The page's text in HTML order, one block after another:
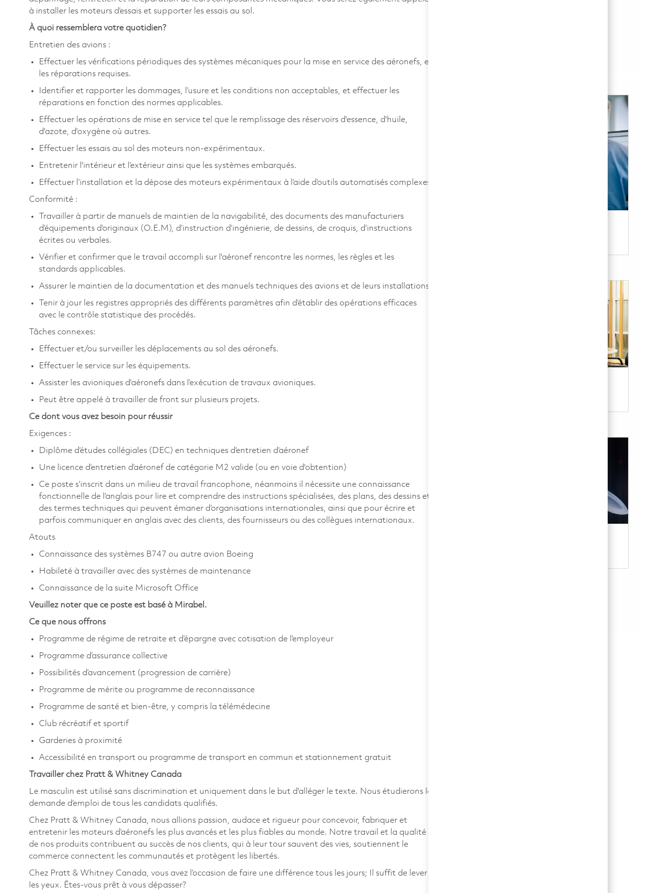
à installer les moteurs d’essais et supporter les essais au sol.
À quoi ressemblera votre quotidien?
Entretien des avions :
Effectuer les vérifications périodiques des systèmes mécaniques pour la mise en service des aéronefs, et
les réparations requises.
Identifier et rapporter les dommages, l’usure et les conditions non acceptables, et effectuer les
réparations en fonction des normes applicables.
Effectuer les opérations de mise en service tel que le remplissage des réservoirs d'essence, d'huile,
d'azote, d'oxygène où autres.
Effectuer les essais au sol des moteurs non-expérimentaux.
Entretenir l'intérieur et l’extérieur ainsi que les systèmes embarqués.
Effectuer l’installation et la dépose des moteurs expérimentaux à l’aide d’outils automatisés complexes.
Conformité :
Travailler à partir de manuels de maintien de la navigabilité, des documents des manufacturiers
d’équipements d’originaux (O.E.M), d’instruction d’ingénierie, de dessins, de croquis, d’instructions
écrites ou verbales.
Vérifier et confirmer que le travail accompli sur l'aéronef rencontre les normes, les règles et les
standards applicables.
Assurer le maintien de la documentation et des manuels techniques des avions et de leurs installations.
Tenir à jour les registres appropriés des différents paramètres afin d’établir des opérations efficaces
avec le contrôle statistique des procédés.
Tâches connexes:
Effectuer et/ou surveiller les déplacements au sol des aéronefs.
Effectuer le service sur les équipements.
Assister les avioniques d'aéronefs dans l’exécution de travaux avioniques.
Peut être appelé à travailler de front sur plusieurs projets.
Ce dont vous avez besoin pour réussir
Exigences :
Diplôme d’études collégiales (DEC) en techniques d’entretien d’aéronef
Une licence d’entretien d’aéronef de catégorie M2 valide (ou en voie d'obtention)
Ce poste s’inscrit dans un milieu de travail francophone, néanmoins il nécessite une connaissance
fonctionnelle de l’anglais pour lire et comprendre des instructions spécialisées, des plans, des dessins et
des termes techniques qui peuvent émaner d’organisations internationales, ainsi que pour écrire et
parfois communiquer en anglais avec des clients, des fournisseurs ou des collègues internationaux.
Atouts
Connaissance des systèmes B747 ou autre avion Boeing
Habileté à travailler avec des systèmes de maintenance
Connaissance de la suite Microsoft Office
Veuillez noter que ce poste est basé à Mirabel.
Ce que nous offrons
Programme de régime de retraite et d’épargne avec cotisation de l’employeur
Programme d’assurance collective
Possibilités d’avancement (progression de carrière)
Programme de mérite ou programme de reconnaissance
Programme de santé et bien-être, y compris la télémédecine
Club récréatif et sportif
Garderies à proximité
Accessibilité en transport ou programme de transport en commun et stationnement gratuit
Travailler chez Pratt & Whitney Canada
Le masculin est utilisé sans discrimination et uniquement dans le but d'alléger le texte. Nous étudierons la
demande d’emploi de tous les candidats qualifiés.
Chez Pratt & Whitney Canada, nous allions passion, audace et rigueur pour concevoir, fabriquer et
entretenir les moteurs d’aéronefs les plus avancés et les plus fiables au monde. Notre travail et la qualité
de nos produits contribuent au succès de nos clients, qui à leur tour sauvent des vies, soutiennent le
commerce connectent les communautés et protègent les libertés.
Chez Pratt & Whitney Canada, vous avez l’occasion de faire une différence tous les jours; Il suffit de lever
les yeux. Êtes-vous prêt à vous dépasser?